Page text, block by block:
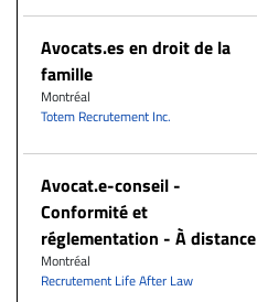
Avocats.es en droit de la
famille
Montréal
Totem Recrutement Inc.
​Avocat.e-conseil -
Conformité et
réglementation - À distance
Montréal
Recrutement Life After Law